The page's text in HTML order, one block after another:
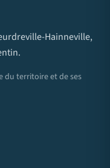
Hainneville,
du territoire et de ses